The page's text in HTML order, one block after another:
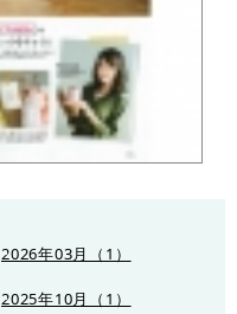
2026年03月（1）
2025年10月（1）